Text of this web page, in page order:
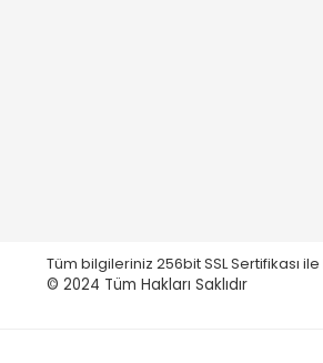
Tüm bilgileriniz 256bit SSL Sertifikası
© 2024 Tüm Hakları Saklıdır